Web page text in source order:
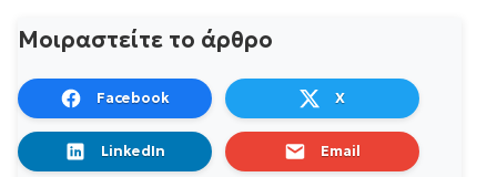
Μοιραστείτε το άρθρο
Facebook X
LinkedIn Email